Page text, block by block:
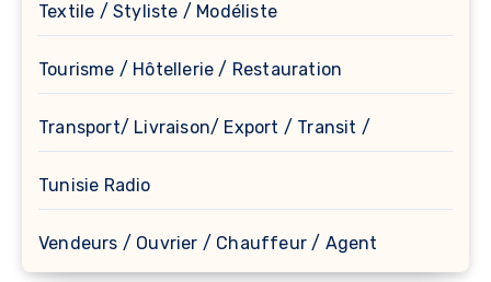
Textile / Styliste / Modéliste
Tourisme / Hôtellerie / Restauration
Transport/ Livraison/ Export / Transit /
Tunisie Radio
Vendeurs / Ouvrier / Chauffeur / Agent